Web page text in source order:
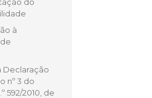
à
Declaração
nº 3 do
592/2010, de